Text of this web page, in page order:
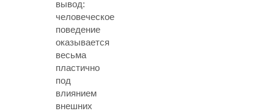
вывод:
человеческое
поведение
оказывается
весьма
пластично
под
влиянием
внешних